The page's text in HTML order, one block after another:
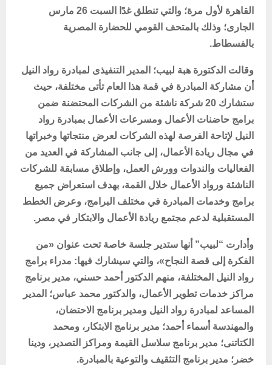
القاهرة لأول مرة؛ والتي تنطلق غدًا السبت 26 مارس
الجارى؛ وذلك بالمتحف القومي للحضارة المصرية
بالفسطاط.
وقالت الدكتورة هبة لبيب؛ المدير التنفيذى لمبادرة رواد النيل
أن مشاركة المبادرة في قمة هذا العام تأتى مختلفة، حيث
ستشارك 20 شركة ناشئة من الشركات المحتضنة ضمن
برامج حاضنات الأعمال ومسرعات الأعمال بمبادرة رواد
النيل لإتاحة الفرصة لهذه الشركات لعرض منتجاتها وخبراتها
في مجال ريادة الأعمال، إلى جانب المشاركة في العديد من
الفعاليات والندوات وورش العمل، وإطلاق مسابقة للشركات
الناشئة ورواد الأعمال خلال القمة، بهدف استعراض جميع
برامج وخدمات المبادرة في مختلف البرامج، وعرض الخطط
المستقبلية لدعم مجتمع ريادة الأعمال والابتكار في مصر.
وأدارت “لبيب” أنها ستدير جلسة خاصة تحت عنوان «من
الفكرة إلى قصة النجاح»، والتي سيشارك فيها: مدراء برامج
رواد النيل المختلفة، منهم الدكتور أحمد حسني، مدير برنامج
مراكز خدمات تطوير الأعمال، والدكتور محمد عباس؛ المدير
المساعد لمبادرة رواد النيل ومدير برنامج الاحتضان،
والمهندسة أسماء أحمد؛ مدير برنامج الابتكار، ومحمد
الكتاتنى؛ مدير برنامج سلاسل القيمة ومراكز التصدير، ودينا
خضر؛ مدير برنامج التثقيف والتوعية بالمبادرة.